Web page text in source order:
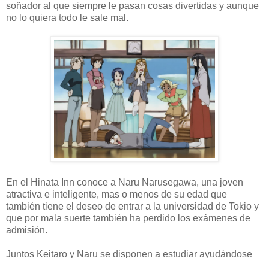
soñador al que siempre le pasan cosas divertidas y aunque
no lo quiera todo le sale mal.
En el Hinata Inn conoce a Naru Narusegawa, una joven
atractiva e inteligente, mas o menos de su edad que
también tiene el deseo de entrar a la universidad de Tokio y
que por mala suerte también ha perdido los exámenes de
admisión.
Juntos Keitaro y Naru se disponen a estudiar ayudándose